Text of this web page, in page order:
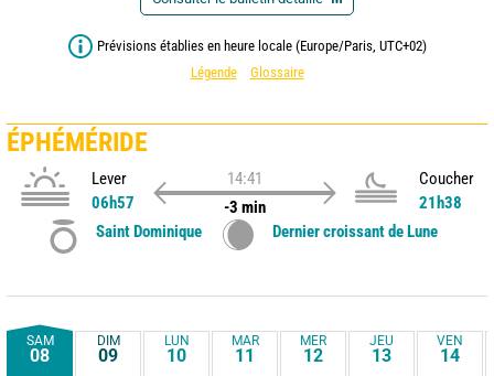
Prévisions établies en heure locale (Europe/Paris, UTC+02)
Légende
Glossaire
ÉPHÉMÉRIDE
Lever
06h57
14:41
-3 min
Coucher
21h38
Saint Dominique
Dernier croissant de Lune
SAM
08
DIM
09
LUN
10
MAR
11
MER
12
JEU
13
VEN
14